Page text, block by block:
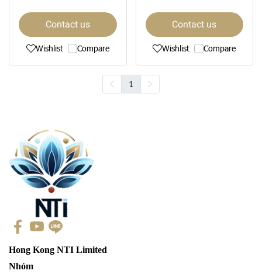
Contact us
Wishlist Compare
Contact us
Wishlist Compare
1
Hong Kong NTI Limited
Nhóm